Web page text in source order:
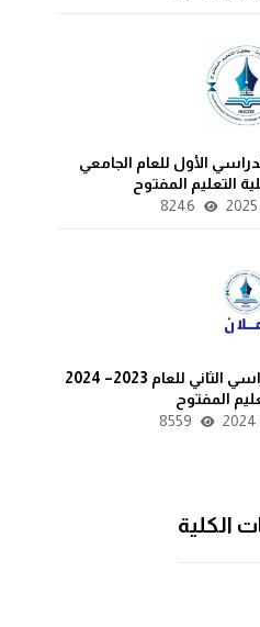
الأول للعام الجامعي
8246
نتائج امتحانات الفصل الدراسي الثاني للعام 2023– 2024
المفتوح
8559
الكلية